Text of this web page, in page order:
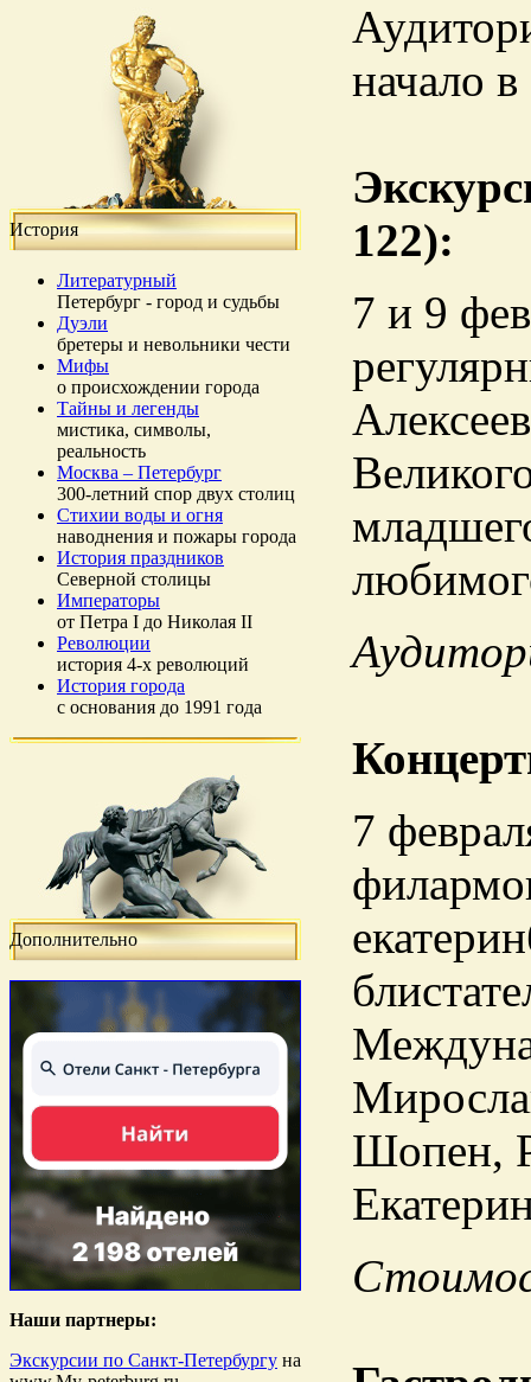
История
Литературный
Петербург - город и судьбы
Дуэли
бретеры и невольники чести
Мифы
о происхождении города
Тайны и легенды
мистика, символы,
реальность
Москва – Петербург
300-летний спор двух столиц
Стихии воды и огня
наводнения и пожары города
История праздников
Северной столицы
Императоры
от Петра I до Николая II
Революции
история 4-х революций
История города
с основания до 1991 года
Дополнительно
Наши партнеры:
Экскурсии по Санкт-Петербургу на
начало
122):
7 и 9
7
Шопен,